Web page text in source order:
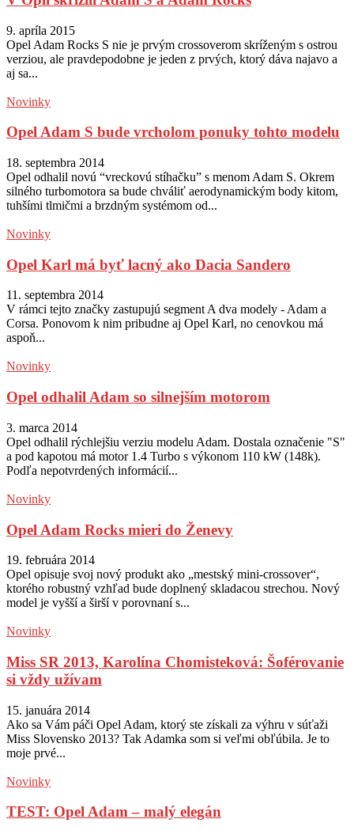
9. apríla 2015
Opel Adam Rocks S nie je prvým crossoverom skríženým s ostrou
verziou, ale pravdepodobne je jeden z prvých, ktorý dáva najavo a
aj sa...
Novinky
Opel Adam S bude vrcholom ponuky tohto modelu
18. septembra 2014
Opel odhalil novú “vreckovú stíhačku” s menom Adam S. Okrem
silného turbomotora sa bude chváliť aerodynamickým body kitom,
tuhšími tlmičmi a brzdným systémom od...
Novinky
Opel Karl má byť lacný ako Dacia Sandero
11. septembra 2014
V rámci tejto značky zastupujú segment A dva modely - Adam a
Corsa. Ponovom k nim pribudne aj Opel Karl, no cenovkou má
aspoň...
Novinky
Opel odhalil Adam so silnejším motorom
3. marca 2014
Opel odhalil rýchlejšiu verziu modelu Adam. Dostala označenie "S"
a pod kapotou má motor 1.4 Turbo s výkonom 110 kW (148k).
Podľa nepotvrdených informácií...
Novinky
Opel Adam Rocks mieri do Ženevy
19. februára 2014
Opel opisuje svoj nový produkt ako „mestský mini-crossover“,
ktorého robustný vzhľad bude doplnený skladacou strechou. Nový
model je vyšší a širší v porovnaní s...
Novinky
Miss SR 2013, Karolína Chomisteková: Šoférovanie
si vždy užívam
15. januára 2014
Ako sa Vám páči Opel Adam, ktorý ste získali za výhru v súťaži
Miss Slovensko 2013? Tak Adamka som si veľmi obľúbila. Je to
moje prvé...
Novinky
TEST: Opel Adam – malý elegán